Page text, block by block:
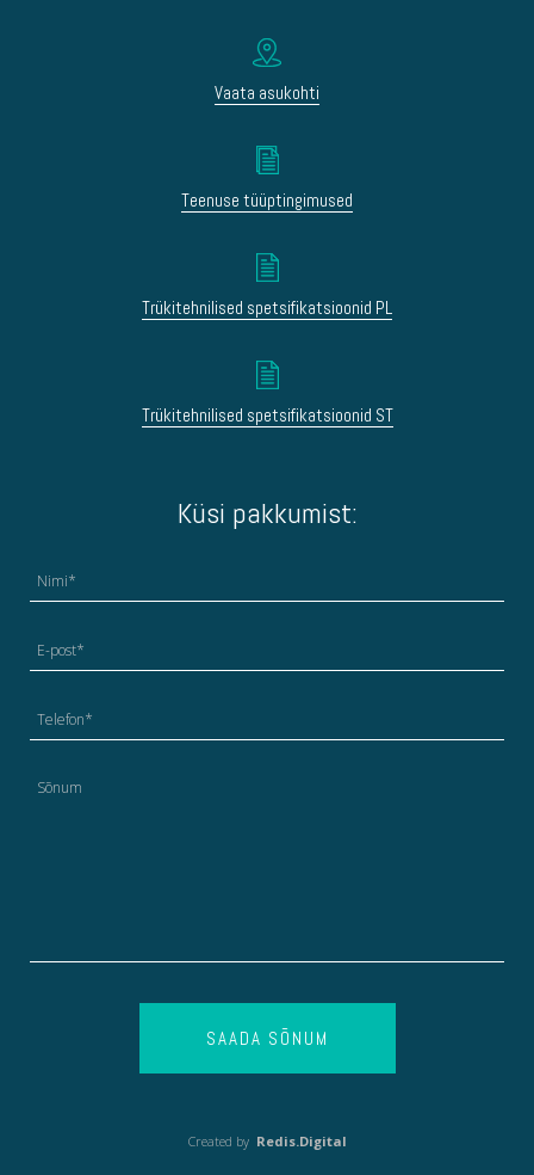
Vaata asukohti
Teenuse tüüptingimused
Trükitehnilised spetsifikatsioonid PL
Trükitehnilised spetsifikatsioonid ST
Küsi pakkumist:
SAADA SÕNUM
Created by Redis.Digital